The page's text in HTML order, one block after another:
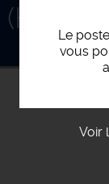
Le
vous
Voir
F)